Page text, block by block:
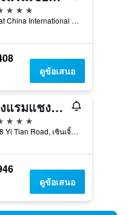
ว
Great China International Exchange Square, No.1 Fuhua Road, Shenzhen, เซินเจิ้น, จีน
ดูข้อเสนอ
โรงแรมแชงกรีล่า เสิ่นเจิ้น
ว
4088 Yi Tian Road, เซินเจิ้น, จีน
ดูข้อเสนอ